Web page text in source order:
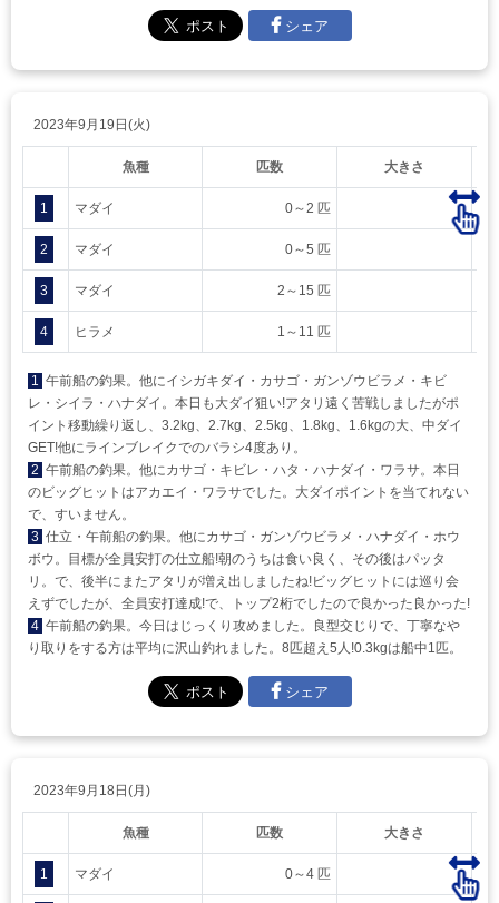
シェア
2023年9月19日(火)
魚種 匹数 大きさ
1 マダイ 0～2 匹
2 マダイ 0～5 匹
3 マダイ 2～15 匹
4 ヒラメ 1～11 匹
1 午前船の釣果。他にイシガキダイ・カサゴ・ガンゾウビラメ・キビ
レ・シイラ・ハナダイ。本日も大ダイ狙い!アタリ遠く苦戦しましたがポ
イント移動繰り返し、3.2kg、2.7kg、2.5kg、1.8kg、1.6kgの大、中ダイ
GET!他にラインブレイクでのバラシ4度あり。
2 午前船の釣果。他にカサゴ・キビレ・ハタ・ハナダイ・ワラサ。本日
のビッグヒットはアカエイ・ワラサでした。大ダイポイントを当てれない
で、すいません。
3 仕立・午前船の釣果。他にカサゴ・ガンゾウビラメ・ハナダイ・ホウ
ボウ。目標が全員安打の仕立船!朝のうちは食い良く、その後はパッタ
リ。で、後半にまたアタリが増え出しましたね!ビッグヒットには巡り会
えずでしたが、全員安打達成!で、トップ2桁でしたので良かった良かった!
4 午前船の釣果。今日はじっくり攻めました。良型交じりで、丁寧なや
り取りをする方は平均に沢山釣れました。8匹超え5人!0.3kgは船中1匹。
シェア
2023年9月18日(月)
魚種 匹数 大きさ
1 マダイ 0～4 匹